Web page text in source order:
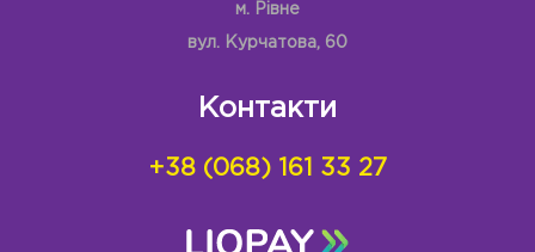
м. Рівне
вул. Курчатова, 60
Контакти
+38 (068) 161 33 27